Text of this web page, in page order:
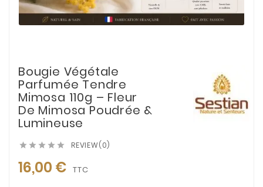
Bougie Végétale
Parfumée Tendre
Mimosa 110g – Fleur
De Mimosa Poudrée &
Lumineuse
     REVIEW(0)
16,00 € TTC